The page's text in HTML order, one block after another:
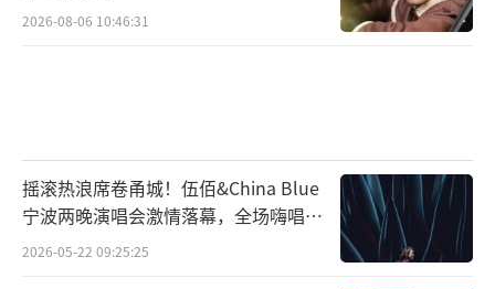
2026-08-06 10:46:31
摇滚热浪席卷甬城！伍佰&China Blue
宁波两晚演唱会激情落幕，全场嗨唱氛
围炸裂
2026-05-22 09:25:25